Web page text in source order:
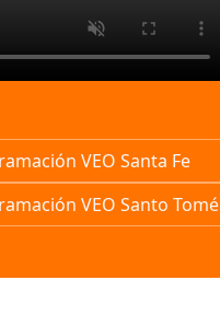
VEO Santa Fe
VEO Santo Tomé